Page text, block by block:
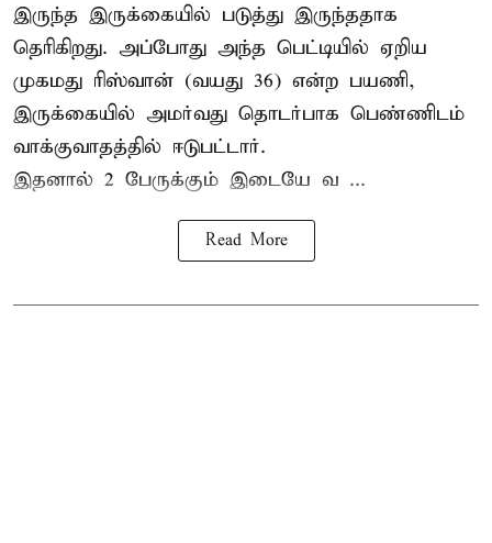
இருந்த இருக்கையில் படுத்து இருந்ததாக
தெரிகிறது. அப்போது அந்த பெட்டியில் ஏறிய
முகமது ரிஸ்வான் (வயது 36) என்ற பயணி,
இருக்கையில் அமர்வது தொடர்பாக பெண்ணிடம்
வாக்குவாதத்தில் ஈடுபட்டார்.
இதனால் 2 பேருக்கும் இடையே வ ...
Read More